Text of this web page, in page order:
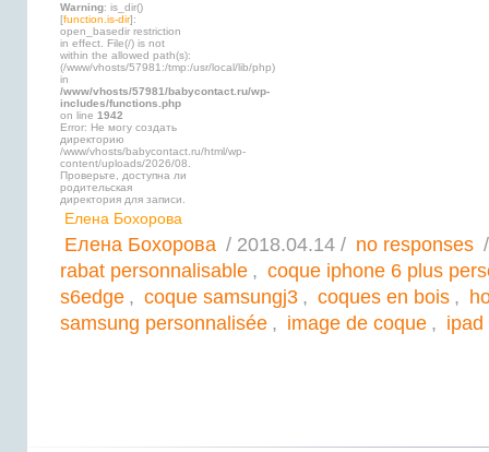
Warning: is_dir()
[function.is-dir]:
open_basedir restriction
in effect. File(/) is not
within the allowed path(s):
(/www/vhosts/57981:/tmp:/usr/local/lib/php)
in
/www/vhosts/57981/babycontact.ru/wp-
includes/functions.php
on line 1942
Error: Не могу создать
директорию
/www/vhosts/babycontact.ru/html/wp-
content/uploads/2026/08.
Проверьте, доступна ли
родительская
директория для записи.
Елена Бохорова
Елена Бохорова / 2018.04.14 / no responses
rabat personnalisable , coque iphone 6 plus
s6edge , coque samsungj3 , coques en bois ,
samsung personnalisée , image de coque , ipad